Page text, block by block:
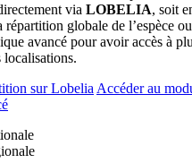
via LOBELIA, soit
répartition globale de l’espèce
avancé pour avoir accès à
sur Lobelia Accéder au